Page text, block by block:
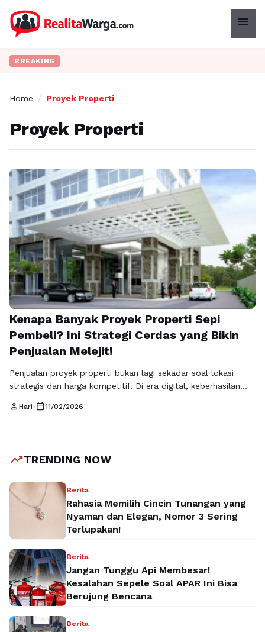
menu
BREAKING
Home / Proyek Properti
Proyek Properti
Kenapa Banyak Proyek Properti Sepi
Pembeli? Ini Strategi Cerdas yang Bikin
Penjualan Melejit!
Penjualan proyek properti bukan lagi sekadar soal lokasi
strategis dan harga kompetitif. Di era digital, keberhasilan
online sebuah proyek dan bagaimana strategi pemasarannya
efektif. Dengan strategi yang tepat, …
person Hari• calendar_today11/02/2026
trending_upTRENDING NOW
Berita
Rahasia Memilih Cincin Tunangan yang
Nyaman dan Elegan, Nomor 3 Sering
Terlupakan!
Berita
Jangan Tunggu Api Membesar!
Kesalahan Sepele Soal APAR Ini Bisa
Berujung Bencana
Berita